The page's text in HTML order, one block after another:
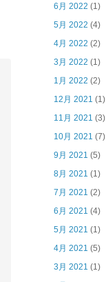
6月 2022 (1)
5月 2022 (4)
4月 2022 (2)
3月 2022 (1)
1月 2022 (2)
12月 2021 (1)
11月 2021 (3)
10月 2021 (7)
9月 2021 (5)
8月 2021 (1)
7月 2021 (2)
6月 2021 (4)
5月 2021 (1)
4月 2021 (5)
3月 2021 (1)